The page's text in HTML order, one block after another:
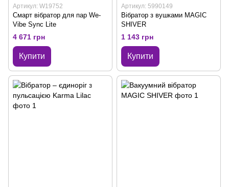
Артикул: W19752
Смарт вібратор для пар We-
Vibe Sync Lite
4 671 грн
Купити
Артикул: 5990149
Вібратор з вушками MAGIC
SHIVER
1 143 грн
Купити